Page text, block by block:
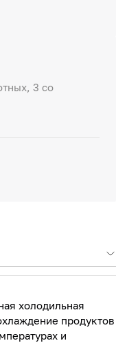
3 со
холодильная
продуктов
и